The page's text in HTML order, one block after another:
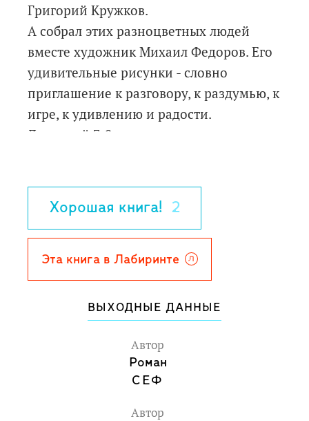
Григорий Кружков.
А собрал этих разноцветных людей
вместе художник Михаил Федоров. Его
удивительные рисунки - словно
приглашение к разговору, к раздумью, к
игре, к удивлению и радости.
Для детей 7-9 лет.
Хорошая книга! 2
Эта книга в Лабиринте
ВЫХОДНЫЕ ДАННЫЕ
Автор
Роман
СЕФ
Автор